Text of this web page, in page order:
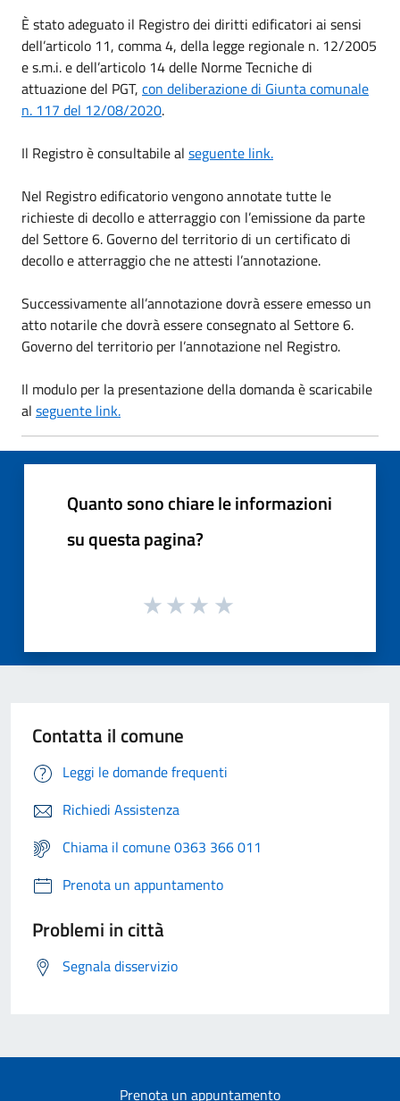
È stato adeguato il Registro dei diritti edificatori ai sensi
dell’articolo 11, comma 4, della legge regionale n. 12/2005
e s.m.i. e dell’articolo 14 delle Norme Tecniche di
attuazione del PGT, con deliberazione di Giunta comunale
n. 117 del 12/08/2020.
Il Registro è consultabile al seguente link.
Nel Registro edificatorio vengono annotate tutte le
richieste di decollo e atterraggio con l’emissione da parte
del Settore 6. Governo del territorio di un certificato di
decollo e atterraggio che ne attesti l’annotazione.
Successivamente all’annotazione dovrà essere emesso un
atto notarile che dovrà essere consegnato al Settore 6.
Governo del territorio per l’annotazione nel Registro.
Il modulo per la presentazione della domanda è scaricabile
al seguente link.
Quanto sono chiare le informazioni
su questa pagina?
Contatta il comune
Leggi le domande frequenti
Richiedi Assistenza
Chiama il comune 0363 366 011
Prenota un appuntamento
Problemi in città
Segnala disservizio
Prenota un appuntamento